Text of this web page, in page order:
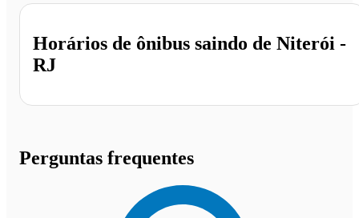
Horários de ônibus saindo de Niterói -
RJ
Perguntas frequentes